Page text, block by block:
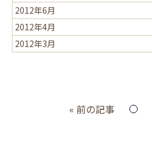
2012年6月
2012年4月
2012年3月
« 前の記事